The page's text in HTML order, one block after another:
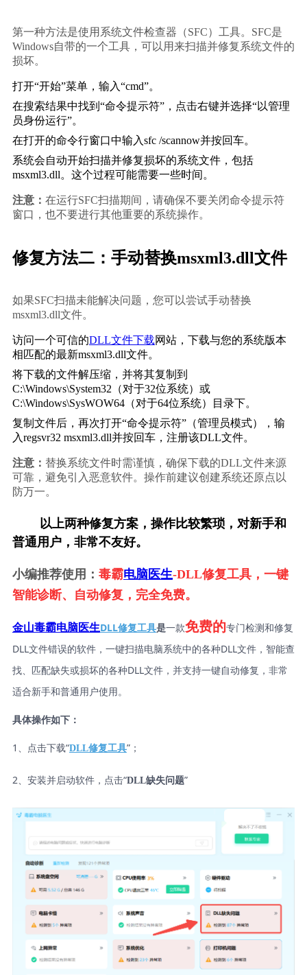
第一种方法是使用系统文件检查器（SFC）工具。SFC是
Windows自带的一个工具，可以用来扫描并修复系统文件的
损坏。
打开“开始”菜单，输入“cmd”。
在搜索结果中找到“命令提示符”，点击右键并选择“以管理
员身份运行”。
在打开的命令行窗口中输入sfc /scannow并按回车。
系统会自动开始扫描并修复损坏的系统文件，包括
msxml3.dll。这个过程可能需要一些时间。
注意： 在运行SFC扫描期间，请确保不要关闭命令提示符
窗口，也不要进行其他重要的系统操作。
修复方法二：手动替换msxml3.dll文件
如果SFC扫描未能解决问题，您可以尝试手动替换
msxml3.dll文件。
访问一个可信的DLL文件下载网站，下载与您的系统版本
相匹配的最新msxml3.dll文件。
将下载的文件解压缩，并将其复制到
C:\Windows\System32 （对于32位系统）或
C:\Windows\SysWOW64（对于64位系统）目录下。
复制文件后，再次打开“命令提示符”（管理员模式），输
入regsvr32 msxml3.dll并按回车，注册该DLL文件。
注意： 替换系统文件时需谨慎，确保下载的DLL文件来源
可靠，避免引入恶意软件。操作前建议创建系统还原点以
防万一。
以上两种修复方案，操作比较繁琐，对新手和
普通用户，非常不友好。
小编推荐使用： 毒霸电脑医生-DLL修复工具，一键
智能诊断、自动修复，完全免费。
金山毒霸电脑医生DLL修复工具是一款免费的专门检测和修复
DLL文件错误的软件，一键扫描电脑系统中的各种DLL文件，智能查
找、匹配缺失或损坏的各种DLL文件，并支持一键自动修复，非常
适合新手和普通用户使用。
具体操作如下：
1、点击下载“DLL修复工具”；
2、安装并启动软件，点击“DLL缺失问题”